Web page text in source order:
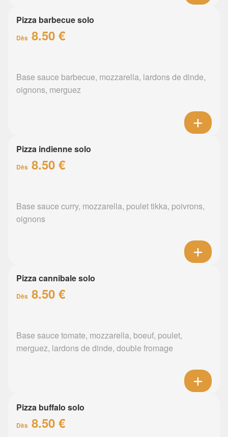
Pizza barbecue solo
Dès 8.50 €
Base sauce barbecue, mozzarella, lardons de dinde,
oignons, merguez
Pizza indienne solo
Dès 8.50 €
Base sauce curry, mozzarella, poulet tikka, poivrons,
oignons
Pizza cannibale solo
Dès 8.50 €
Base sauce tomate, mozzarella, boeuf, poulet,
merguez, lardons de dinde, double fromage
Pizza buffalo solo
Dès 8.50 €